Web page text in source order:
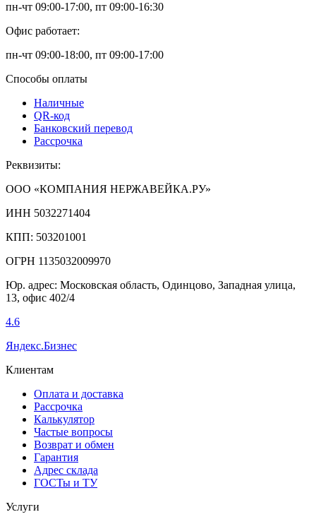
пн-чт 09:00-17:00, пт 09:00-16:30
Офис работает:
пн-чт 09:00-18:00, пт 09:00-17:00
Способы оплаты
Наличные
QR-код
Банковский перевод
Рассрочка
Реквизиты:
ООО «КОМПАНИЯ НЕРЖАВЕЙКА.РУ»
ИНН 5032271404
КПП: 503201001
ОГРН 1135032009970
Юр. адрес: Московская область, Одинцово, Западная улица,
13, офис 402/4
4.6
Яндекс.Бизнес
Клиентам
Оплата и доставка
Рассрочка
Калькулятор
Частые вопросы
Возврат и обмен
Гарантия
Адрес склада
ГОСТы и ТУ
Услуги